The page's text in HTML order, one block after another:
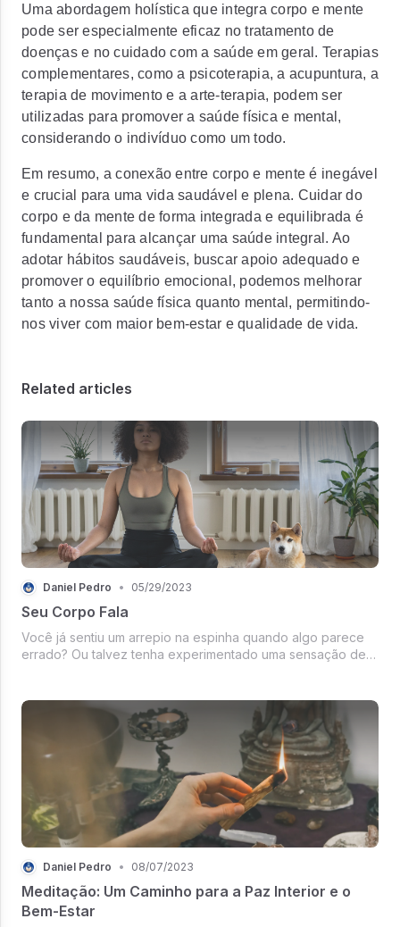
Uma abordagem holística que integra corpo e mente
pode ser especialmente eficaz no tratamento de
doenças e no cuidado com a saúde em geral. Terapias
complementares, como a psicoterapia, a acupuntura, a
terapia de movimento e a arte-terapia, podem ser
utilizadas para promover a saúde física e mental,
considerando o indivíduo como um todo.
Em resumo, a conexão entre corpo e mente é inegável
e crucial para uma vida saudável e plena. Cuidar do
corpo e da mente de forma integrada e equilibrada é
fundamental para alcançar uma saúde integral. Ao
adotar hábitos saudáveis, buscar apoio adequado e
promover o equilíbrio emocional, podemos melhorar
tanto a nossa saúde física quanto mental, permitindo-
nos viver com maior bem-estar e qualidade de vida.
Related articles
Daniel Pedro • 05/29/2023
Seu Corpo Fala
Você já sentiu um arrepio na espinha quando algo parece
errado? Ou talvez tenha experimentado uma sensação de
Daniel Pedro • 08/07/2023
Meditação: Um Caminho para a Paz Interior e o
Bem-Estar